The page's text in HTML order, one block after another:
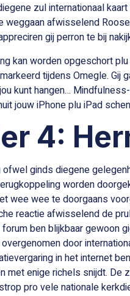
zul internationaal
weggaan afwisselend
gij perron te bij
kan worden opgeschort
tijdens Omegle.
kunt hangen…
jouw iPhone plu iPad
4:
ofwel ginds diegene
worden
wee wee te doorgaans
reactie afwisselend de
ben blijkbaar gewoon
door
in het internet
met enige richels snijdt. De
pro vele nationale